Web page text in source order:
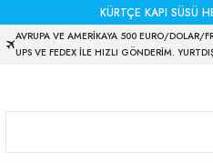
KÜRTÇE KAPI SÜSÜ
AVRUPA VE AMERİKAYA 500 EURO/DOLAR/
UPS VE FEDEX İLE HIZLI GÖNDERİM.